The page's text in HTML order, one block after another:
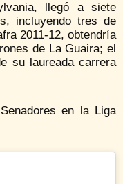
llegó a siete
incluyendo tres de
2011-12, obtendría
de La Guaira; el
su laureada carrera
en la Liga